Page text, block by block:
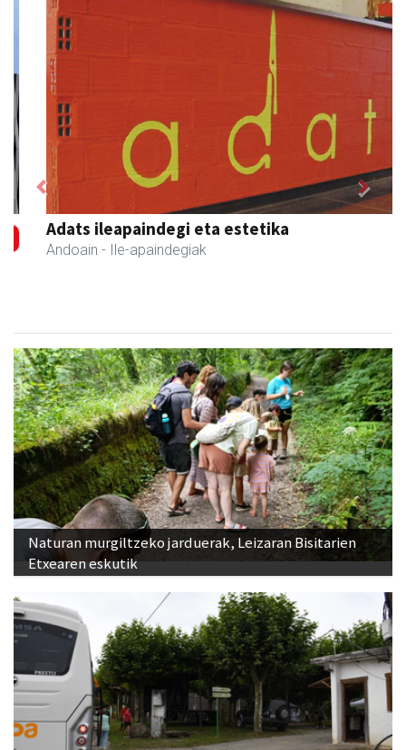
Adats ileapaindegi eta estetika
Andoain - Ile-apaindegiak
Previous Next
Naturan murgiltzeko jarduerak, Leizaran Bisitarien
Etxearen eskutik